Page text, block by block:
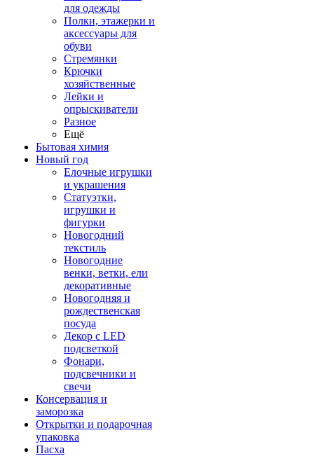
для одежды
Полки, этажерки и
аксессуары для
обуви
Стремянки
Крючки
хозяйственные
Лейки и
опрыскиватели
Разное
Ещё
Бытовая химия
Новый год
Елочные игрушки
и украшения
Статуэтки,
игрушки и
фигурки
Новогодний
текстиль
Новогодние
венки, ветки, ели
декоративные
Новогодняя и
рождественская
посуда
Декор с LED
подсветкой
Фонари,
подсвечники и
свечи
Консервация и
заморозка
Открытки и подарочная
упаковка
Пасха